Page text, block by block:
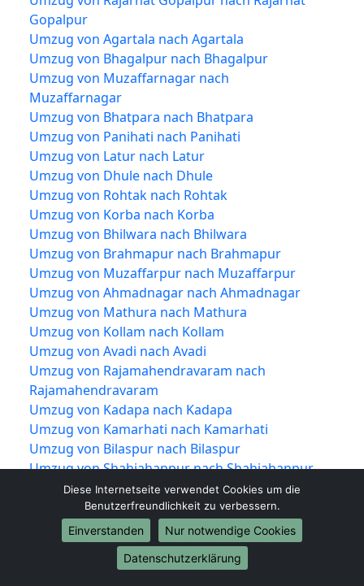
Gopalpur
Umzug von Agartala nach Agartala
Umzug von Bhagalpur nach Bhagalpur
Umzug von Muzaffarnagar nach
Muzaffarnagar
Umzug von Bhatpara nach Bhatpara
Umzug von Panihati nach Panihati
Umzug von Latur nach Latur
Umzug von Dhule nach Dhule
Umzug von Rohtak nach Rohtak
Umzug von Korba nach Korba
Umzug von Bhilwara nach Bhilwara
Umzug von Brahmapur nach Brahmapur
Umzug von Muzaffarpur nach Muzaffarpur
Umzug von Ahmadnagar nach Ahmadnagar
Umzug von Mathura nach Mathura
Umzug von Kollam nach Kollam
Umzug von Avadi nach Avadi
Umzug von Rajamahendravaram nach
Rajamahendravaram
Umzug von Kadapa nach Kadapa
Umzug von Kamarhati nach Kamarhati
Umzug von Bilaspur nach Bilaspur
Umzug von Shahjahanpur nach Shahjahanpur
Umzug von Vijayapura nach Vijayapura
Umzug von Rampur nach Rampur
Umzug von Shivamogga nach Shivamogga
Umzug von Chandrapur nach Chandrapur
Umzug von Junagadh nach Junagadh
Diese Internetseite verwendet Cookies um die
Benutzerfreundlichkeit zu verbessern.
Einverstanden
Nur notwendige Cookies
Datenschutzerklärung